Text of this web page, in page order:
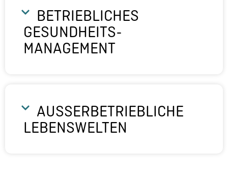
BETRIEB­LI­CHES
GESUNDHEITS­
MANAGEMENT
AUSSER­BE­TRIEB­LI­CHE L
EBENS­WEL­TEN